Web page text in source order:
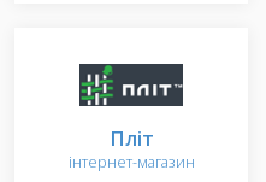
Пліт
інтернет-магазин